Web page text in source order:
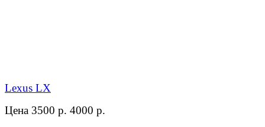
Lexus LX
Цена 3500 р. 4000 р.